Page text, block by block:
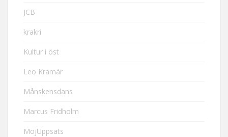
JCB
krakri
Kultur i öst
Leo Kramár
Månskensdans
Marcus Fridholm
MojUppsats